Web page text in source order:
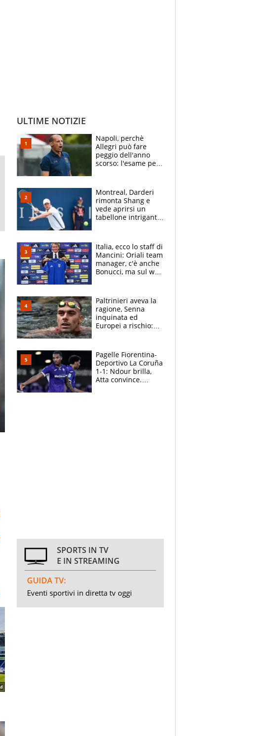
ULTIME NOTIZIE
Napoli, perchè
Allegri può fare
peggio dell'anno
scorso: l'esame per
Monopoly
Montreal, Darderi
rimonta Shang e
vede aprirsi un
tabellone intrigante:
felice del mio livello"
Italia, ecco lo staff di
Mancini: Oriali team
manager, c'è anche
Bonucci, ma sul web
Paltrinieri aveva la
ragione, Senna
inquinata ed
Europei a rischio:
adesso
Pagelle Fiorentina-
Deportivo La Coruña
1-1: Ndour brilla,
Atta convince.
SPORTS IN TV
E IN STREAMING
GUIDA TV:
Eventi sportivi in diretta tv oggi